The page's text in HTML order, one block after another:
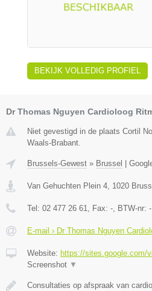
BEKIJK VOLLEDIG PROFIEL
Dr Thomas Nguyen Cardioloog
Niet gevestigd in de plaats Cortil
Waals-Brabant.
Brussels-Gewest » Brussel |
Van Gehuchten Plein 4 1020
Tel: 02 477 26 61 , Fax: - , BTW-nr: -
E-mail › Dr Thomas Nguyen
Website: https://sites.google.com/
Screenshot ▼
Consultaties op afspraak van